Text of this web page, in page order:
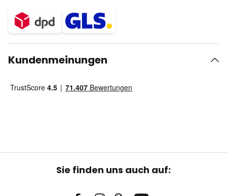
Kundenmeinungen
Sie finden uns auch auf: